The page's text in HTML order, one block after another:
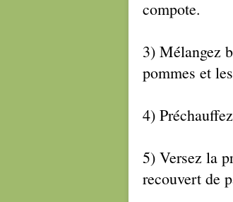
compote.
3) Mélangez
pommes et
4)
5) Versez la
recouvert de